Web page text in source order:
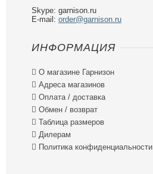
Skype: garnison.ru
E-mail: order@garnison.ru
ИНФОРМАЦИЯ
 О магазине Гарнизон
 Адреса магазинов
 Оплата / доставка
 Обмен / возврат
 Таблица размеров
 Дилерам
 Политика конфиденциальности